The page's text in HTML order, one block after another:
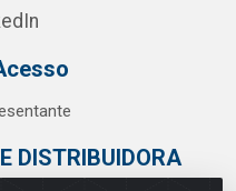
DISTRIBUIDORA